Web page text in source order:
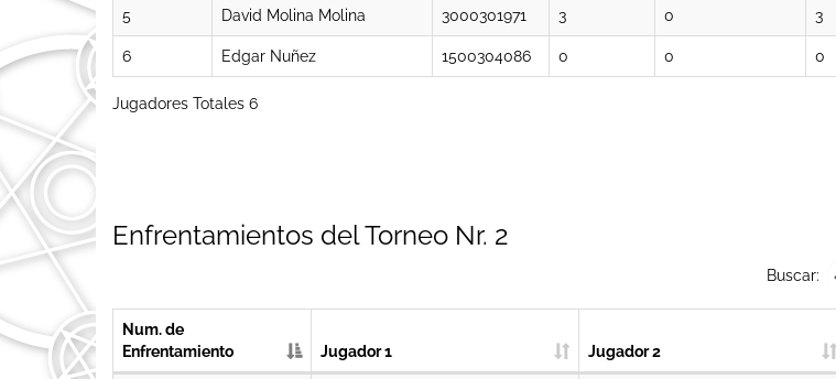
5 David Molina Molina 3000301971 3 0 3
6 Edgar Nuñez 1500304086 0 0 0
Jugadores Totales 6
Enfrentamientos del Torneo Nr. 2
Buscar:
Num. de
Enfrentamiento
Jugador 1 Jugador 2